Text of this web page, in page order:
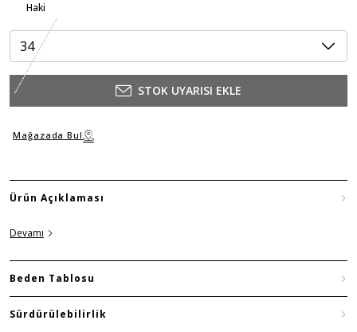
Haki
34
STOK UYARISI EKLE
Mağazada Bul
Ürün Açıklaması
Devamı
Beden Tablosu
Sürdürülebilirlik